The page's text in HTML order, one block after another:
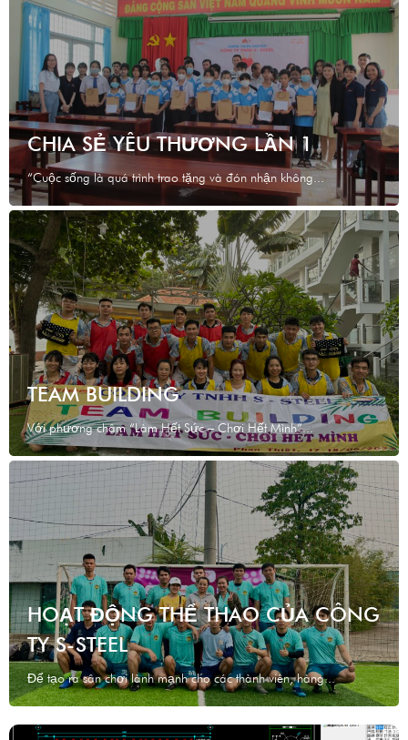
CHIA SẺ YÊU THƯƠNG LẦN 1
“Cuộc sống là quá trình trao tặng và đón nhận không...
TEAM BUILDING
Với phương châm “Làm Hết Sức – Chơi Hết Mình”...
HOẠT ĐỘNG THỂ THAO CỦA CÔNG
TY S-STEEL
Để tạo ra sân chơi lành mạnh cho các thành viên, hàng...